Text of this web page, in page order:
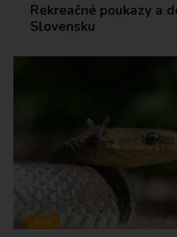
Rekreačné poukazy a
Slovensku
ZOO